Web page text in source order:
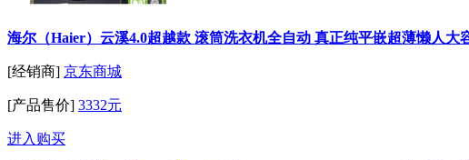
海尔（Haier）云溪4.0超越款 滚筒洗衣机全自动 真正纯平嵌超薄懒人
[经销商] 京东商城
[产品售价] 3332元
进入购买